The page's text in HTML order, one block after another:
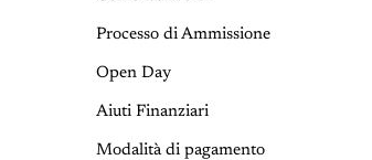
Processo di Ammissione
Open Day
Aiuti Finanziari
Modalità di pagamento